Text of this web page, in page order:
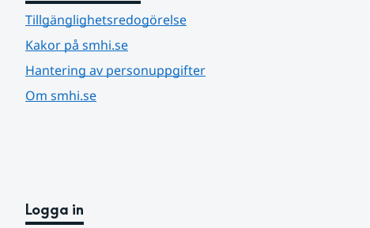
Tillgänglighetsredogörelse
Kakor på smhi.se
Hantering av personuppgifter
Om smhi.se
Logga in